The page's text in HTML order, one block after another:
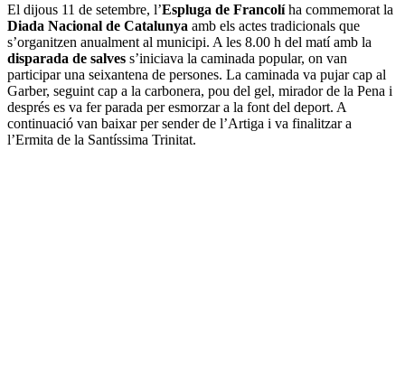
El dijous 11 de setembre, l’Espluga de Francolíha commemorat la
Diada Nacional de Catalunya amb els actes tradicionals que
s’organitzen anualment al municipi. A les 8.00 h del matí amb la
disparada de salves s’iniciava la caminada popular, on van
participar una seixantena de persones. La caminada va pujar cap al
Garber, seguint cap a la carbonera, pou del gel, mirador de la Pena i
després es va fer parada per esmorzar a la font del deport. A
continuació van baixar per sender de l’Artiga i va finalitzar a
l’Ermita de la Santíssima Trinitat.